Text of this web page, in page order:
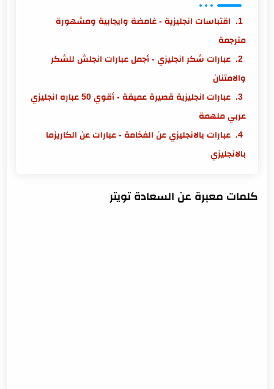
اقتباسات انجليزية - غامضة وايجابية ومشهورة
مترجمة
عبارات شكر انجليزي - أجمل عبارات انجلش للشكر
والامتنان
عبارات انجليزية قصيرة عميقة - أقوي 50 عباره انجليزي
عربي ملهمة
عبارات بالانجليزي عن الفخامة - عبارات عن الكاريزما
بالانجليزي
كلمات معبرة عن السعادة تويتر